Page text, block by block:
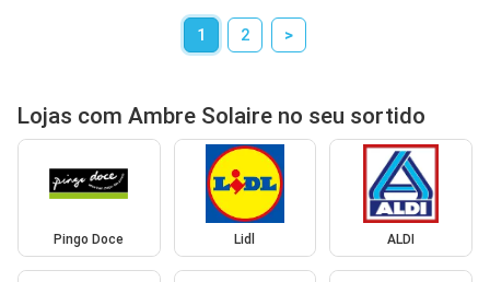
1 2 >
Lojas com Ambre Solaire no seu sortido
Pingo Doce Lidl ALDI